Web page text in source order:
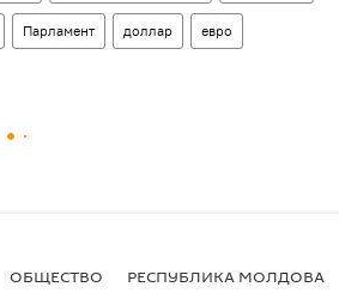
Парламент доллар евро
ОБЩЕСТВО РЕСПУБЛИКА МОЛДОВА